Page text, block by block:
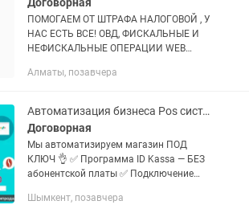
ПОМОГАЕМ ОТ ШТРАФА НАЛОГОВОЙ , У
НАС ЕСТЬ ВСЕ! ОВД, ФИСКАЛЬНЫЕ И
НЕФИСКАЛЬНЫЕ ОПЕРАЦИИ WEB
программы Розница, Бухгалтерия,
Алматы, позавчера
Автоматизация бизнеса Pos система , кассовое оборудование
Договорная
Мы автоматизируем магазин ПОД
КЛЮЧ 👌 ✅ Программа ID Kassa — БЕЗ
абонентской платы ✅ Подключение
Остатки и учет товара ✅ Контроль
Шымкент, позавчера